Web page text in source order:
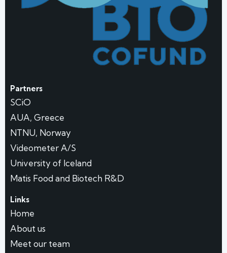
Partners
SCiO
AUA, Greece
NTNU, Norway
Videometer A/S
University of Iceland
Matis Food and Biotech R&D
Links
Home
About us
Meet our team